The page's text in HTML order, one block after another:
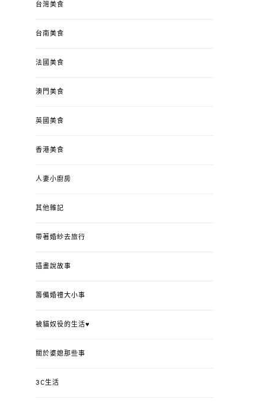
台灣美食
台南美食
法國美食
澳門美食
英國美食
香港美食
人妻小廚房
其他雜記
帶著婚紗去旅行
插畫說故事
籌備婚禮大小事
被貓奴役的生活♥
關於婆媳那些事
3C生活